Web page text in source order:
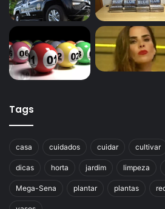
Tags
casa cuidados cuidar cultivar
dicas horta jardim limpeza
Mega-Sena plantar plantas